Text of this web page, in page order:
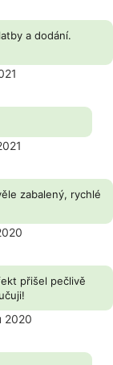
a dodání.
zabalený, rychlé
přišel pečlivě
2020